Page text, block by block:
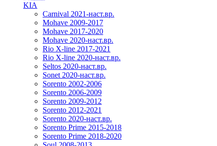
KIA
Carnival 2021-наст.вр.
Mohave 2009-2017
Mohave 2017-2020
Mohave 2020-наст.вр.
Rio X-line 2017-2021
Rio X-line 2020-наст.вр.
Seltos 2020-наст.вр.
Sonet 2020-наст.вр.
Sorento 2002-2006
Sorento 2006-2009
Sorento 2009-2012
Sorento 2012-2021
Sorento 2020-наст.вр.
Sorento Prime 2015-2018
Sorento Prime 2018-2020